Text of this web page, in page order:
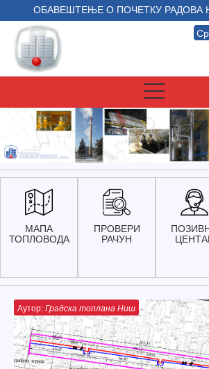
ОБАВЕШТЕЊЕ О ПОЧЕТКУ РАДОВА НА
МАПА
ТОПЛОВОДА
ПРОВЕРИ
РАЧУН
Аутор:Градска топлана Ниш